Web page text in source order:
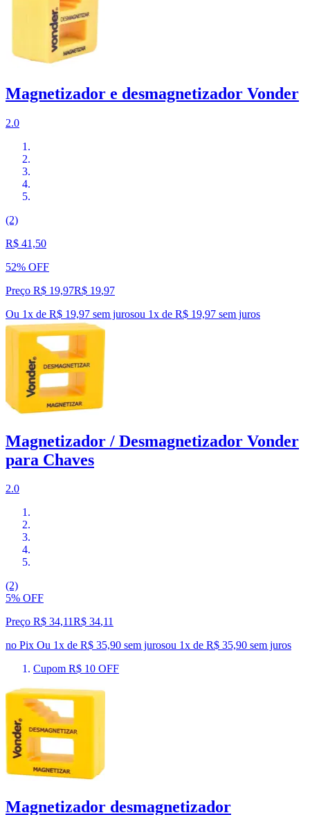
Magnetizador e desmagnetizador Vonder
2.0
(2)
R$ 41,50
52% OFF
Preço R$ 19,97R$ 19,97
Ou 1x de R$ 19,97 sem jurosou 1x de R$ 19,97 sem juros
Magnetizador / Desmagnetizador Vonder
para Chaves
2.0
(2)
5% OFF
Preço R$ 34,11R$ 34,11
no Pix Ou 1x de R$ 35,90 sem jurosou 1x de R$ 35,90 sem juros
Cupom R$ 10 OFF
Magnetizador desmagnetizador